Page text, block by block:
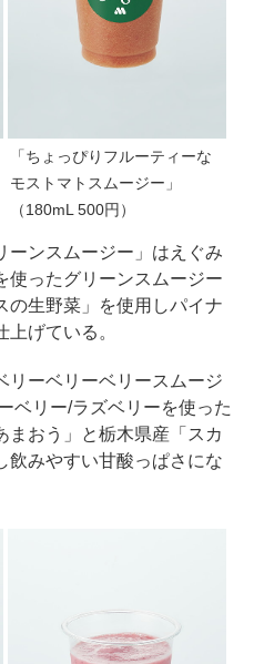
「ちょっぴりフルーティーな
モストマトスムージー」
（180mL 500円）
ーンスムージー」はえぐみ
使ったグリーンスムージー
の生野菜」を使用しパイナ
げている。
リーベリーベリースムージ
ベリー/ラズベリーを使った
まおう」と栃木県産「スカ
飲みやすい甘酸っぱさにな